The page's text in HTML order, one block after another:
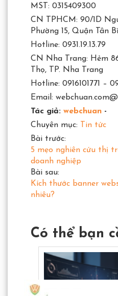
MST: 0315409300
CN TPHCM: 90/1D
Phường 15, Quận Tân
Hotline: 0931.19.13.79
CN Nha Trang: Hẻm
Thọ, TP. Nha Trang
Hotline: 0916101771 –
Email:
Tác giả: webchuan -
Chuyên mục: Tin tức
Bài trước:
5 mẹo nghiên cứu thị
doanh nghiệp
Bài sau:
Kích thước banner
nhiêu?
Có thể bạn